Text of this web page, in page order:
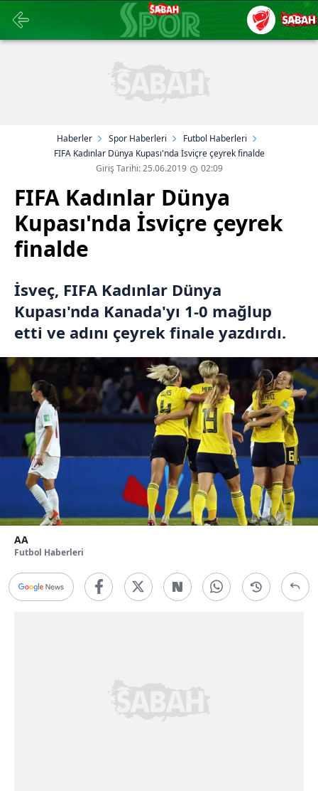
Haberler Spor Haberleri
Futbol Haberleri
FIFA Kadınlar Dünya Kupası'nda İsviçre çeyrek finalde
Giriş Tarihi: 25.06.2019
02:09
FIFA Kadınlar Dünya
Kupası'nda İsviçre çeyrek
finalde
İsveç, FIFA Kadınlar Dünya
Kupası'nda Kanada'yı 1-0 mağlup
etti ve adını çeyrek finale yazdırdı.
AA
Futbol Haberleri